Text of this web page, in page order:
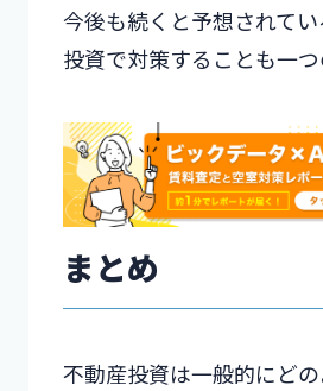
今後も続くと予想されて
投資で対策することも一つ
まとめ
不動産投資は一般的にど